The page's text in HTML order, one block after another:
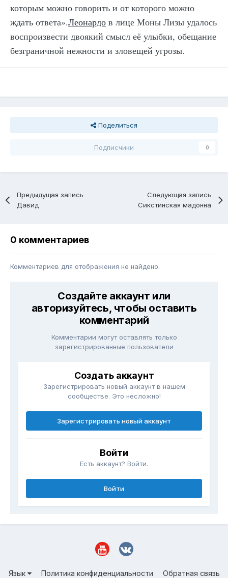
которым можно говорить и от которого можно
ждать ответа».Леонардо в лице Моны Лизы удалось
воспроизвести двоякий смысл её улыбки, обещание
безграничной нежности и зловещей угрозы.
Поделиться
Подписчики 0
Предыдущая запись
Давид
Следующая запись
Сикстинская мадонна
0 комментариев
Комментариев для отображения не найдено.
Создайте аккаунт или
авторизуйтесь, чтобы оставить
комментарий
Комментарии могут оставлять только
зарегистрированные пользователи
Создать аккаунт
Зарегистрировать новый аккаунт в нашем
сообществе. Это несложно!
Зарегистрировать новый аккаунт
Войти
Есть аккаунт? Войти.
Войти
Язык Политика конфиденциальности Обратная связь